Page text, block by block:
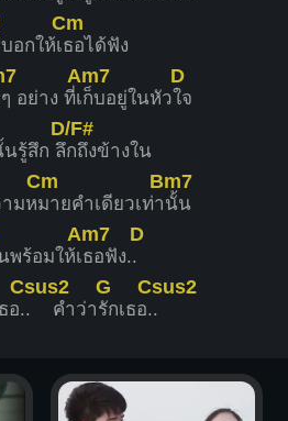
อกให้เ
Cm
ธอได้ฟัง
อย่าง ที่เ
Am7
ก็บอยู่ในหัว
D
ใจ
รู้สึก ลึ
D/F#
กถึงข้างใน
มห
Cm
มายคำเดียวเท่า
Bm7
นั้น
พร้อมให้เ
Am7
ธอฟัง.
D
.
อ.
Csus2
. คำว่า
G
รักเธอ.
Csus2
.